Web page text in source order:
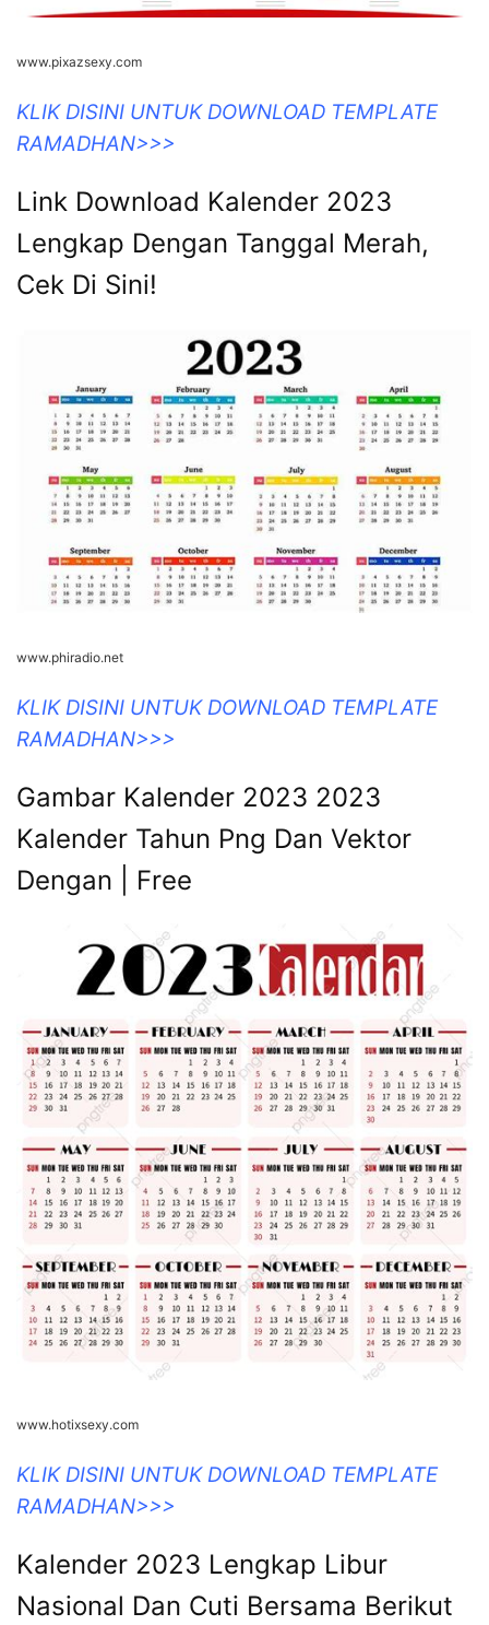
www.pixazsexy.com
KLIK DISINI UNTUK DOWNLOAD TEMPLATE
RAMADHAN>>>
Link Download Kalender 2023
Lengkap Dengan Tanggal Merah,
Cek Di Sini!
www.phiradio.net
KLIK DISINI UNTUK DOWNLOAD TEMPLATE
RAMADHAN>>>
Gambar Kalender 2023 2023
Kalender Tahun Png Dan Vektor
Dengan | Free
www.hotixsexy.com
KLIK DISINI UNTUK DOWNLOAD TEMPLATE
RAMADHAN>>>
Kalender 2023 Lengkap Libur
Nasional Dan Cuti Bersama Berikut